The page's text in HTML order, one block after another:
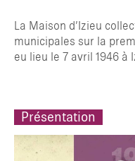
La Maison d’Izieu
municipales sur la
eu lieu le 7 avril 1946 à
Présentation